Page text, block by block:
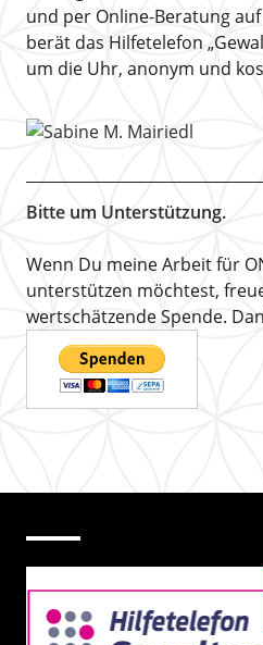
und per Online-Beratung auf
berät das Hilfetelefon
um die Uhr, anonym und
Bitte um Unterstützung.
Wenn Du meine Arbeit für
unterstützen möchtest,
wertschätzende Spende.